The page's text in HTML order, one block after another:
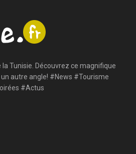
la Tunisie. Découvrez ce magnifique
autre angle! #News #Tourisme
#Actus